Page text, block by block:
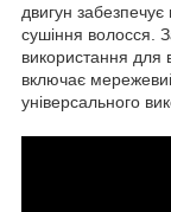
двигун
сушіння волосся.
використання для
включає
універсального